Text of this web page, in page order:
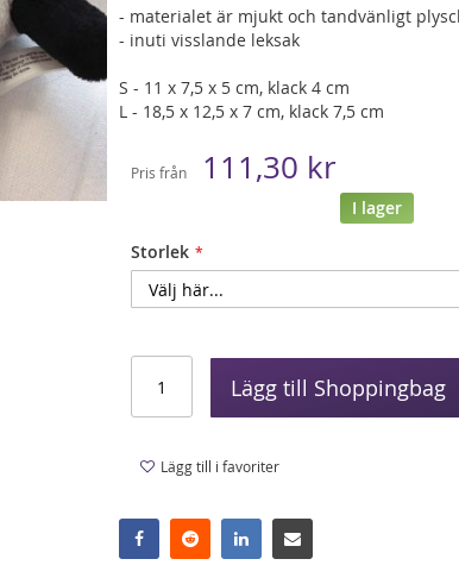
- materialet är mjukt och tandvänligt
- inuti visslande leksak
S - 11 x 7,5 x 5 cm, klack 4 cm
L - 18,5 x 12,5 x 7 cm, klack 7,5 cm
Pris från 111,30 kr
I lager
Storlek
Lägg till Shoppingbag
Lägg till i favoriter